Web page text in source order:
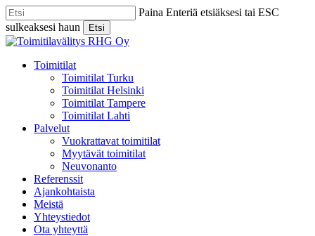
Skip
to
main
content
Paina Enteriä etsiäksesi tai ESC
sulkeaksesi haun
Etsi
Close
Menu
Toimitilat
Toimitilat Turku
Toimitilat Helsinki
Toimitilat Tampere
Toimitilat Lahti
Palvelut
Vuokrattavat toimitilat
Myytävät toimitilat
Neuvonanto
Referenssit
Ajankohtaista
Meistä
Yhteystiedot
Ota yhteyttä